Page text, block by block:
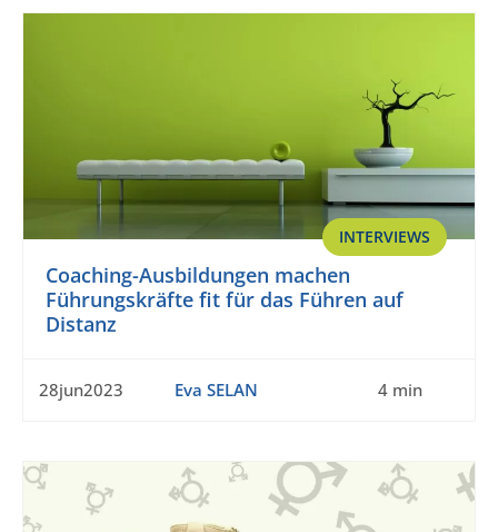
INTERVIEWS
Coaching-Ausbildungen machen
Führungskräfte fit für das Führen auf
Distanz
28jun2023 Eva SELAN 4 min